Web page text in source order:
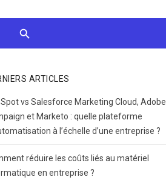
ARTICLES
vs Salesforce Marketing Cloud, Adobe
et Marketo : quelle plateforme
à l’échelle d’une entreprise ?
réduire les coûts liés au matériel
en entreprise ?